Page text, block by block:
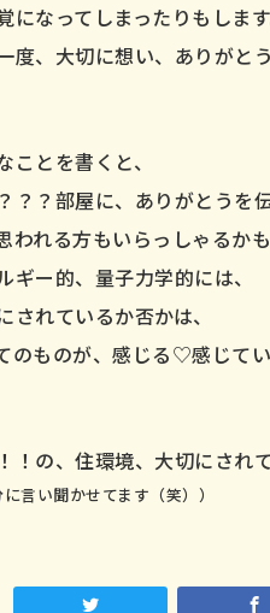
になってしまったりもします
度、大切に想い、ありがと
ことを書くと、
？？部屋に、ありがとうを
われる方もいらっしゃるか
ギー的、量子力学的には、
されているか否かは、
のものが、感じる♡感じて
！の、住環境、大切にされ
に言い聞かせてます（笑））